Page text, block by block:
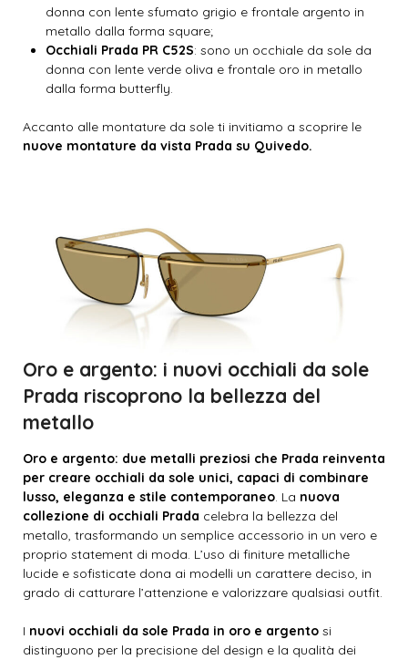
donna con lente sfumato grigio e frontale argento in
metallo dalla forma square;
Occhiali Prada PR C52S: sono un occhiale da sole da
donna con lente verde oliva e frontale oro in metallo
dalla forma butterfly.
Accanto alle montature da sole ti invitiamo a scoprire le
nuove montature da vista Prada su Quivedo.
Oro e argento: i nuovi occhiali da sole
Prada riscoprono la bellezza del
metallo
Oro e argento: due metalli preziosi che Prada reinventa
per creare occhiali da sole unici, capaci di combinare
lusso, eleganza e stile contemporaneo. La nuova
collezione di occhiali Prada celebra la bellezza del
metallo, trasformando un semplice accessorio in un vero e
proprio statement di moda. L’uso di finiture metalliche
lucide e sofisticate dona ai modelli un carattere deciso, in
grado di catturare l’attenzione e valorizzare qualsiasi outfit.
I nuovi occhiali da sole Prada in oro e argento si
distinguono per la precisione del design e la qualità dei